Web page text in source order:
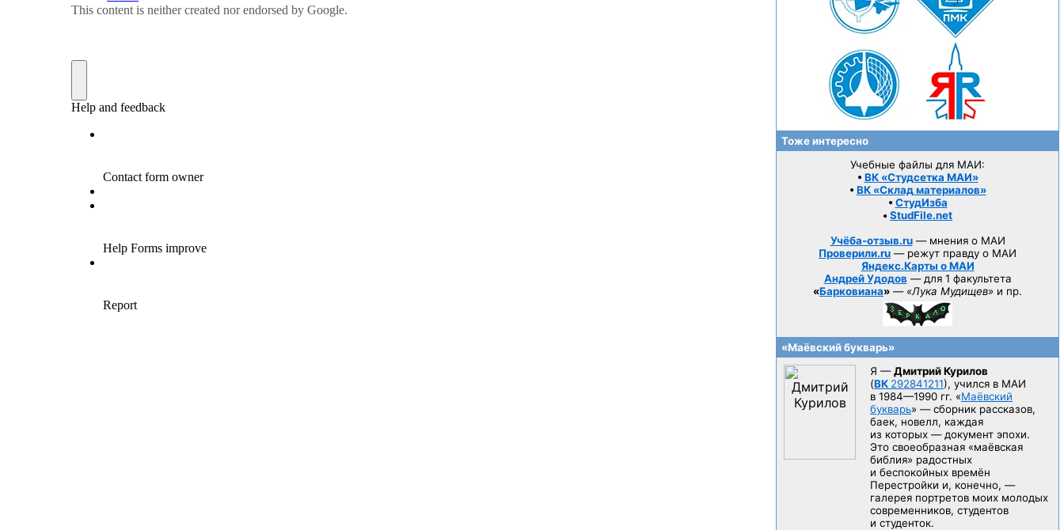
Тоже интересно
Учебные файлы для МАИ:
• ВК «Студсетка МАИ»
• ВК «Склад материалов»
• СтудИзба
• StudFile.net
Учёба-отзыв.ru— мнения о МАИ
Проверили.ru — режут правду о МАИ
Яндекс.Карты о МАИ
Андрей Удодов — для 1 факультета
«Барковиана» — «Лука Мудищев» и пр.
«Маёвский букварь»
Я —Дмитрий Курилов
(ВК 292841211), учился в МАИ
в 1984—1990 гг. «Маёвский
букварь» — сборник рассказов,
баек, новелл, каждая
из которых — документ эпохи.
Это своеобразная «маёвская
библия» радостных
и беспокойных времён
Перестройки и, конечно, —
галерея портретов моих молодых
современников, студентов
и студенток.